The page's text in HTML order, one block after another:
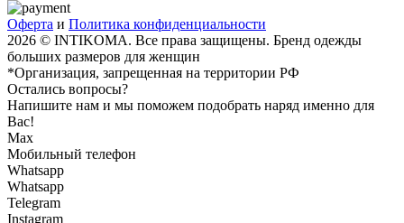
Оферта и Политика конфиденциальности
2026 © INTIKOMA. Все права защищены. Бренд одежды
больших размеров для женщин
*Организация, запрещенная на территории РФ
Остались вопросы?
Напишите нам и мы поможем подобрать наряд именно для
Вас!
Max
Мобильный телефон
Whatsapp
Whatsapp
Telegram
Instagram